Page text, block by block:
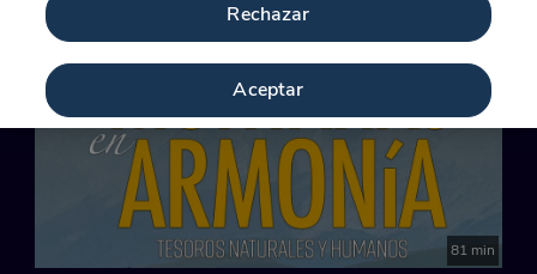
Novedad
81 min
Rechazar
Aceptar